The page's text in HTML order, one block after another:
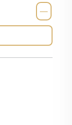
—